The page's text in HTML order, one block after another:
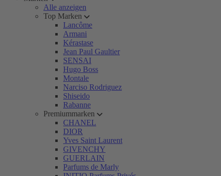
Alle anzeigen
Top Marken
Lancôme
Armani
Kérastase
Jean Paul Gaultier
SENSAI
Hugo Boss
Montale
Narciso Rodriguez
Shiseido
Rabanne
Premiummarken
CHANEL
DIOR
Yves Saint Laurent
GIVENCHY
GUERLAIN
Parfums de Marly